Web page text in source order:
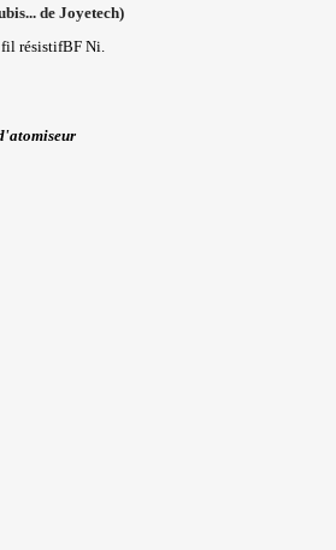
de Joyetech)
fil résistifBF Ni.